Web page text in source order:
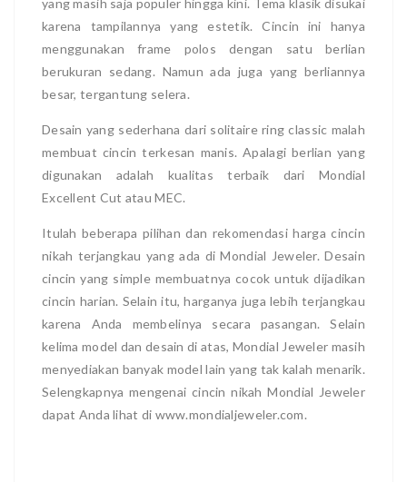
yang masih saja populer hingga kini. Tema klasik disukai
karena tampilannya yang estetik. Cincin ini hanya
menggunakan frame polos dengan satu berlian
berukuran sedang. Namun ada juga yang berliannya
besar, tergantung selera.
Desain yang sederhana dari solitaire ring classic malah
membuat cincin terkesan manis. Apalagi berlian yang
digunakan adalah kualitas terbaik dari Mondial
Excellent Cut atau MEC.
Itulah beberapa pilihan dan rekomendasi harga cincin
nikah terjangkau yang ada di Mondial Jeweler. Desain
cincin yang simple membuatnya cocok untuk dijadikan
cincin harian. Selain itu, harganya juga lebih terjangkau
karena Anda membelinya secara pasangan. Selain
kelima model dan desain di atas, Mondial Jeweler masih
menyediakan banyak model lain yang tak kalah menarik.
Selengkapnya mengenai cincin nikah Mondial Jeweler
dapat Anda lihat di www.mondialjeweler.com.